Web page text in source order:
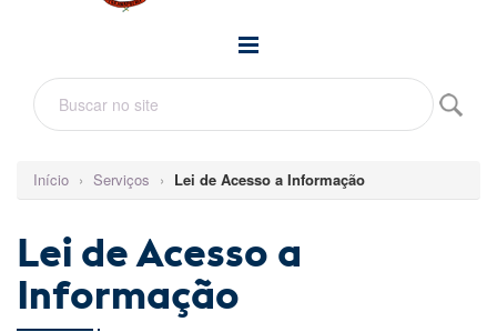
Início › Serviços › Lei de Acesso a Informação
Lei de Acesso a
Informação